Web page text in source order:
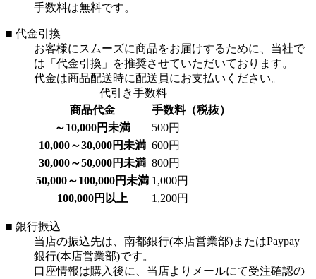
手数料は無料です。
■ 代金引換
お客様にスムーズに商品をお届けするために、当社で
は「代金引換」を推奨させていただいております。
代金は商品配送時に配送員にお支払いください。
代引き手数料
商品代金
手数料（税抜）
～10,000円未満
500円
10,000～30,000円未満 600円
30,000～50,000円未満 800円
50,000～100,000円未満 1,000円
100,000円以上
1,200円
■ 銀行振込
当店の振込先は、南都銀行(本店営業部)またはPaypay
銀行(本店営業部)です。
口座情報は購入後に、当店よりメールにて受注確認の